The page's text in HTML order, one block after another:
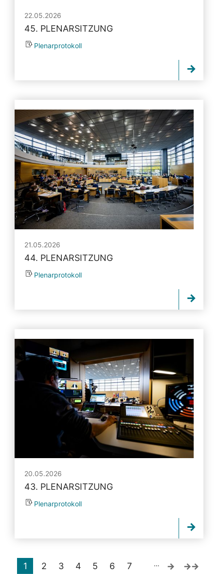
22.05.2026
45. PLENARSITZUNG
Plenarprotokoll
21.05.2026
44. PLENARSITZUNG
Plenarprotokoll
20.05.2026
43. PLENARSITZUNG
Plenarprotokoll
1 2 3 4 5 6 7 …